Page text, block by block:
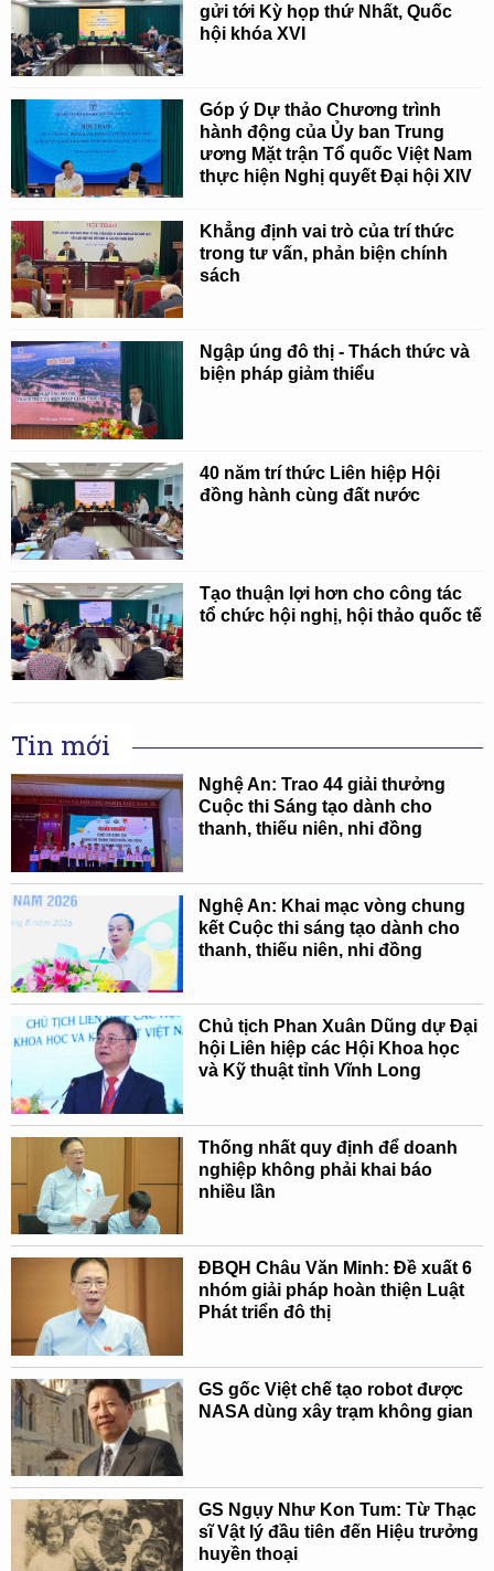
gửi tới Kỳ họp thứ Nhất, Quốc
hội khóa XVI
Góp ý Dự thảo Chương trình
hành động của Ủy ban Trung
ương Mặt trận Tổ quốc Việt Nam
thực hiện Nghị quyết Đại hội XIV
Khẳng định vai trò của trí thức
trong tư vấn, phản biện chính
sách
Ngập úng đô thị - Thách thức và
biện pháp giảm thiểu
40 năm trí thức Liên hiệp Hội
đồng hành cùng đất nước
Tạo thuận lợi hơn cho công tác
tổ chức hội nghị, hội thảo quốc tế
Tin mới
Nghệ An: Trao 44 giải thưởng
Cuộc thi Sáng tạo dành cho
thanh, thiếu niên, nhi đồng
Nghệ An: Khai mạc vòng chung
kết Cuộc thi sáng tạo dành cho
thanh, thiếu niên, nhi đồng
Chủ tịch Phan Xuân Dũng dự Đại
hội Liên hiệp các Hội Khoa học
và Kỹ thuật tỉnh Vĩnh Long
Thống nhất quy định để doanh
nghiệp không phải khai báo
nhiều lần
ĐBQH Châu Văn Minh: Đề xuất 6
nhóm giải pháp hoàn thiện Luật
Phát triển đô thị
GS gốc Việt chế tạo robot được
NASA dùng xây trạm không gian
GS Ngụy Như Kon Tum: Từ Thạc
sĩ Vật lý đầu tiên đến Hiệu trưởng
huyền thoại